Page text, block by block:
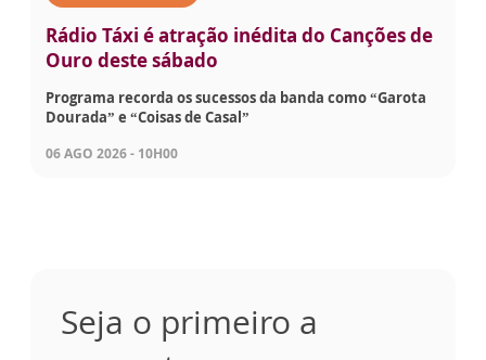
Rádio Táxi é atração inédita do Canções de
Ouro deste sábado
Programa recorda os sucessos da banda como “Garota
Dourada” e “Coisas de Casal”
06 AGO 2026 - 10H00
Seja o primeiro a